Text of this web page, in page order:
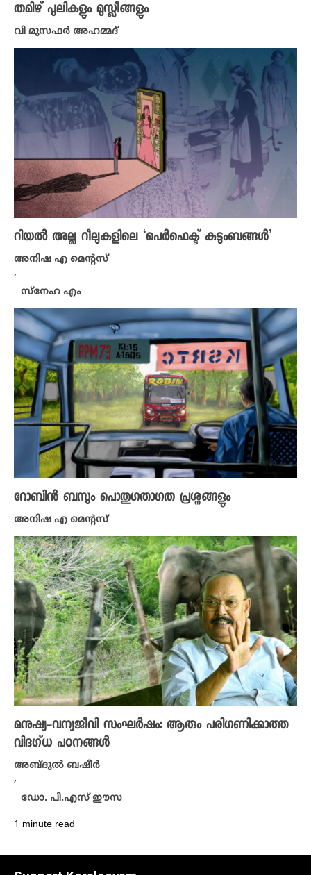
തമിഴ് പുലികളും മുസ്ലീങ്ങളും
വി മുസഫർ അഹമ്മദ്
റിയൽ അല്ല റീലുകളിലെ ‘പെർഫെക്ട് കുടുംബങ്ങൾ’
അനിഷ എ മെന്റസ്
,
സ്നേഹ എം
റോബിൻ ബസും പൊതുഗതാഗത പ്രശ്നങ്ങളും
അനിഷ എ മെന്റസ്
മനുഷ്യ-വന്യജീവി സംഘർഷം: ആരും പരിഗണിക്കാത്ത
വിദഗ്‌ധ പഠനങ്ങൾ
അബ്ദുൽ ബഷീർ
,
ഡോ. പി.എസ് ഈസ
1 minute read